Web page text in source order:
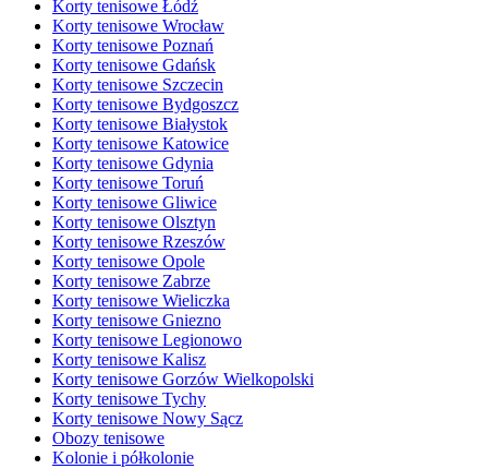
Korty tenisowe Łódź
Korty tenisowe Wrocław
Korty tenisowe Poznań
Korty tenisowe Gdańsk
Korty tenisowe Szczecin
Korty tenisowe Bydgoszcz
Korty tenisowe Białystok
Korty tenisowe Katowice
Korty tenisowe Gdynia
Korty tenisowe Toruń
Korty tenisowe Gliwice
Korty tenisowe Olsztyn
Korty tenisowe Rzeszów
Korty tenisowe Opole
Korty tenisowe Zabrze
Korty tenisowe Wieliczka
Korty tenisowe Gniezno
Korty tenisowe Legionowo
Korty tenisowe Kalisz
Korty tenisowe Gorzów Wielkopolski
Korty tenisowe Tychy
Korty tenisowe Nowy Sącz
Obozy tenisowe
Kolonie i półkolonie